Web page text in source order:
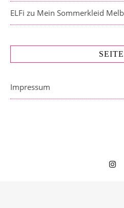
ELFi zu Mein Sommerkleid
Impressum